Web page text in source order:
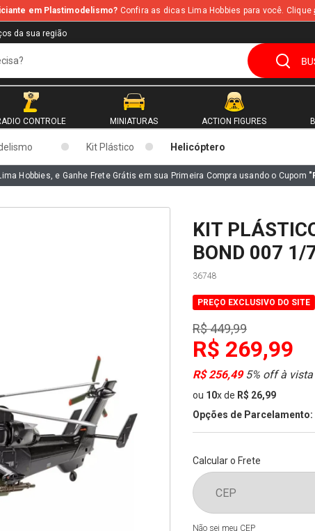
em Plastimodelismo? Confira as dicas Lima Hobbies para você. Clique
da sua região
CONTROLE MINIATURAS ACTION FIGURES
Kit Plástico Helicóptero
Hobbies, e Ganhe Frete Grátis em sua Primeira Compra usando o Cupom
KIT
BOND 007 1/
36748
PREÇO EXCLUSIVO DO SITE
R$ 449,99
R$ 269,99
R$ 256,495% off à vista
ou 10xde R$ 26,99
Opções de Parcelamento:
Calcular o Frete
Não sei meu CEP